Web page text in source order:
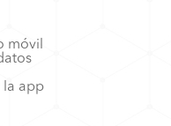
móvil
la app